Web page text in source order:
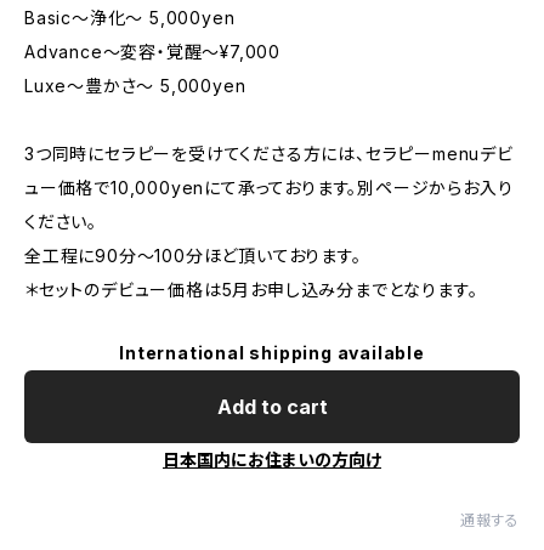
Basic〜浄化〜 5,000yen
Advance〜変容・覚醒〜¥7,000
Luxe〜豊かさ〜 5,000yen
3つ同時にセラピーを受けてくださる方には、セラピーmenuデビ
ュー価格で10,000yenにて承っております。別ページからお入り
ください。
全工程に90分〜100分ほど頂いております。
＊セットのデビュー価格は5月お申し込み分までとなります。
International shipping available
Add to cart
日本国内にお住まいの方向け
通報する